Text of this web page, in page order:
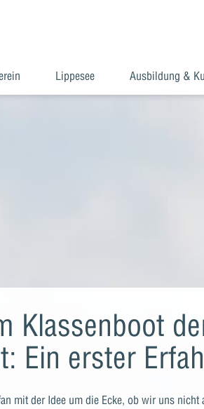
Lippesee Ausbildung &
Klassenboot
Ein erster
mit der Idee um die Ecke, ob wir uns